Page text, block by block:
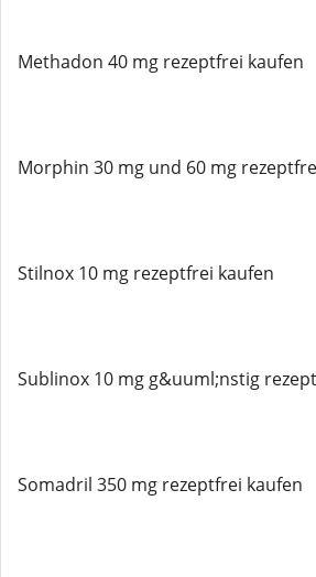
Methadon 40 mg rezeptfrei kaufen
Morphin 30 mg und 60 mg
Stilnox 10 mg rezeptfrei kaufen
Sublinox 10 mg g&uuml;nstig
Somadril 350 mg rezeptfrei kaufen